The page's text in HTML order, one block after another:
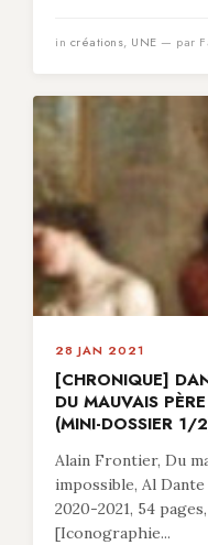
in créations, UNE — par
28 JAN 2021
[CHRONIQUE]
DU MAUVAIS
(MINI-DOSSIER 1/
Alain Frontier, Du
impossible, Al
2020-2021, 54
[Iconographie...